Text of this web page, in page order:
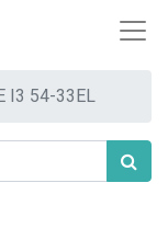
I3 54-33EL